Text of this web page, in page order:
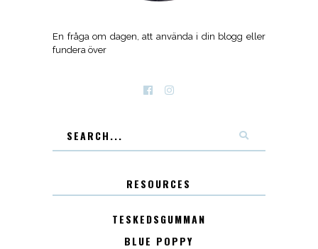
En fråga om dagen, att använda i din blogg eller
fundera över
RESOURCES
TESKEDSGUMMAN
BLUE POPPY